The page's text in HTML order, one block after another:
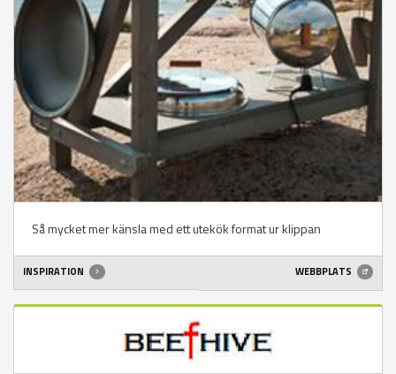
Så mycket mer känsla med ett utekök format ur klippan
INSPIRATION WEBBPLATS